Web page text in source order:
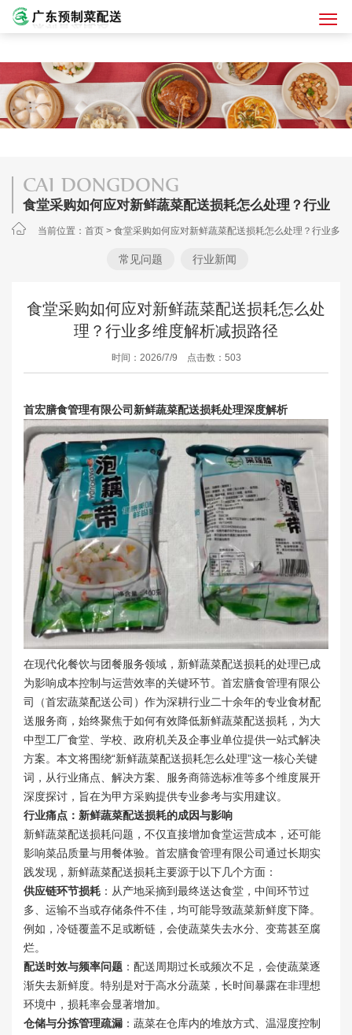
CAI DONGDONG
食堂采购如何应对新鲜蔬菜配送损耗怎么处理？行业
当前位置： 首页 > 食堂采购如何应对新鲜蔬菜配送损耗怎么处理？行业多
常见问题 行业新闻
食堂采购如何应对新鲜蔬菜配送损耗怎么处
理？行业多维度解析减损路径
时间：2026/7/9 点击数：503
首宏膳食管理有限公司新鲜蔬菜配送损耗处理深度解析
在现代化餐饮与团餐服务领域，新鲜蔬菜配送损耗的处理已成
为影响成本控制与运营效率的关键环节。首宏膳食管理有限公
司（首宏蔬菜配送公司）作为深耕行业二十余年的专业食材配
送服务商，始终聚焦于如何有效降低新鲜蔬菜配送损耗，为大
中型工厂食堂、学校、政府机关及企事业单位提供一站式解决
方案。本文将围绕“新鲜蔬菜配送损耗怎么处理”这一核心关键
词，从行业痛点、解决方案、服务商筛选标准等多个维度展开
深度探讨，旨在为甲方采购提供专业参考与实用建议。
行业痛点：新鲜蔬菜配送损耗的成因与影响
新鲜蔬菜配送损耗问题，不仅直接增加食堂运营成本，还可能
影响菜品质量与用餐体验。首宏膳食管理有限公司通过长期实
践发现，新鲜蔬菜配送损耗主要源于以下几个方面：
供应链环节损耗 ：从产地采摘到最终送达食堂，中间环节过
多、运输不当或存储条件不佳，均可能导致蔬菜新鲜度下降。
例如，冷链覆盖不足或断链，会使蔬菜失去水分、变蔫甚至腐
烂。
配送时效与频率问题 ：配送周期过长或频次不足，会使蔬菜逐
渐失去新鲜度。特别是对于高水分蔬菜，长时间暴露在非理想
环境中，损耗率会显著增加。
仓储与分拣管理疏漏 ：蔬菜在仓库内的堆放方式、温湿度控制